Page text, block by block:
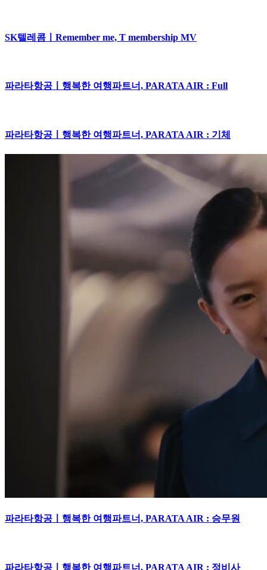
SK텔레콤ㅣRemember me, T membership MV
파라타항공ㅣ행복한 여행파트너, PARATA AIR : Full
파라타항공ㅣ행복한 여행파트너, PARATA AIR : 기체
파라타항공ㅣ행복한 여행파트너, PARATA AIR : 승무원
파라타항공ㅣ행복한 여행파트너, PARATA AIR : 정비사